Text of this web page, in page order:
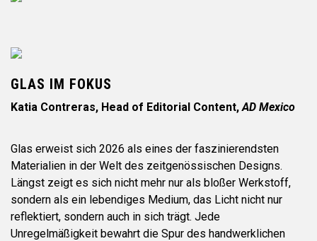
GLAS IM FOKUS
Katia Contreras, Head of Editorial Content, AD Mexico
Glas erweist sich 2026 als eines der faszinierendsten
Materialien in der Welt des zeitgenössischen Designs.
Längst zeigt es sich nicht mehr nur als bloßer Werkstoff,
sondern als ein lebendiges Medium, das Licht nicht nur
reflektiert, sondern auch in sich trägt. Jede
Unregelmäßigkeit bewahrt die Spur des handwerklichen